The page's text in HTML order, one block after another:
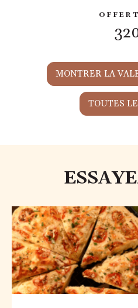
MONTRER LA
TOUTES